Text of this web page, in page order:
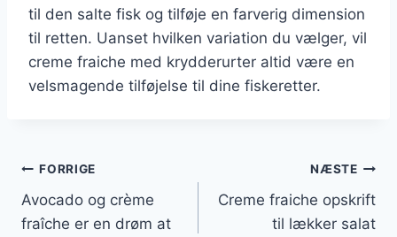
til den salte fisk og tilføje en farverig dimension
til retten. Uanset hvilken variation du vælger, vil
creme fraiche med krydderurter altid være en
velsmagende tilføjelse til dine fiskeretter.
Indlægsnavigation
FORRIGE
Avocado og crème
fraîche er en drøm at
NÆSTE
Creme fraiche opskrift
til lækker salat